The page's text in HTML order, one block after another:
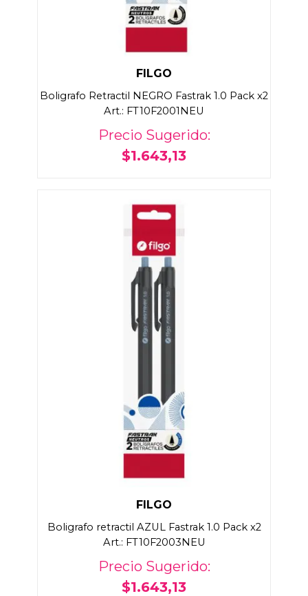
FILGO
Boligrafo Retractil NEGRO Fastrak 1.0 Pack x2
Art.: FT10F2001NEU
Precio Sugerido:
$1.643,13
FILGO
Boligrafo retractil AZUL Fastrak 1.0 Pack x2
Art.: FT10F2003NEU
Precio Sugerido:
$1.643,13